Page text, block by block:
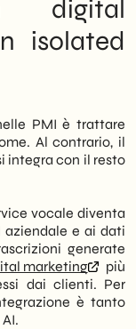
digital
isolated
PMI è trattare
Al contrario, il
integra con il resto
vocale diventa
e ai dati
generate
marketing
più
dai clienti. Per
è tanto